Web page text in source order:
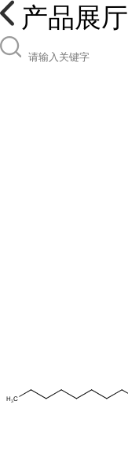
产品展厅